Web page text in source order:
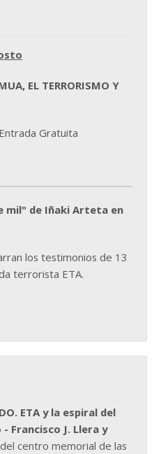
EL TERRORISMO Y
Gratuita
mil" de Iñaki Arteta en
los testimonios de 13
terrorista ETA.
ETA y la espiral del
Francisco J. Llera y
centro memorial de las